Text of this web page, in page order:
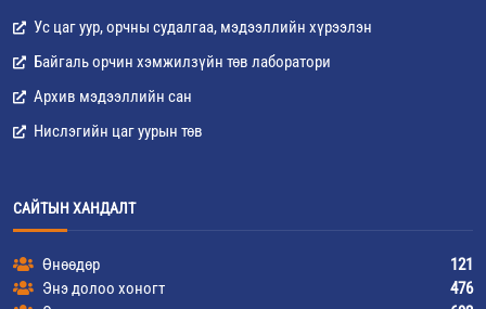
Ус цаг уур, орчны судалгаа, мэдээллийн хүрээлэн
Байгаль орчин хэмжилзүйн төв лаборатори
Архив мэдээллийн сан
Нислэгийн цаг уурын төв
САЙТЫН ХАНДАЛТ
Өнөөдөр
121
Энэ долоо хоногт
476